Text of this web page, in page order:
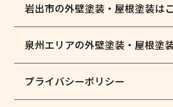
岩出市の外壁塗装・屋根塗装は
泉州エリアの外壁塗装・屋根塗
プライバシーポリシー